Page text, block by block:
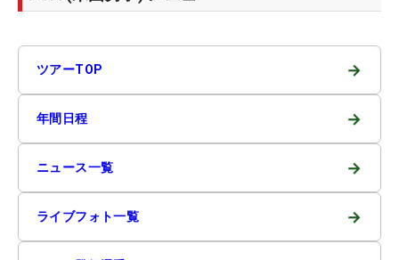
ツアーTOP →
年間日程 →
ニュース一覧 →
ライブフォト一覧 →